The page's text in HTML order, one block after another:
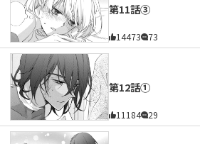
第11話③
14473 73
第12話①
11184 29